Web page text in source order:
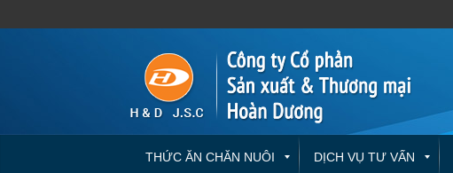
THỨC ĂN CHĂN NUÔI DỊCH VỤ TƯ VẤN